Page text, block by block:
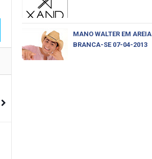
MANO WALTER EM AREIA
BRANCA-SE 07-04-2013